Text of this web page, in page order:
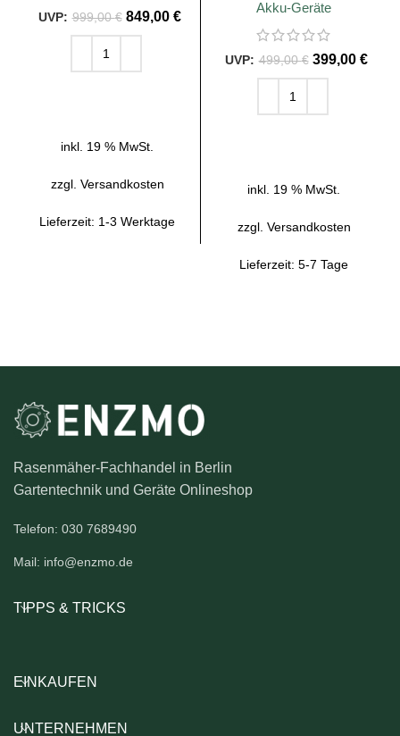
999,00€ 849,00 €
inkl. 19 % MwSt.
zzgl. Versandkosten
Lieferzeit: 1-3 Werktage
Akku-Geräte
499,00€ 399,00 €
inkl. 19 % MwSt.
zzgl. Versandkosten
Lieferzeit: 5-7 Tage
Rasenmäher-Fachhandel in Berlin
Gartentechnik und Geräte Onlineshop
Telefon: 030 7689490
Mail: info@enzmo.de
TIPPS & TRICKS
EINKAUFEN
UNTERNEHMEN